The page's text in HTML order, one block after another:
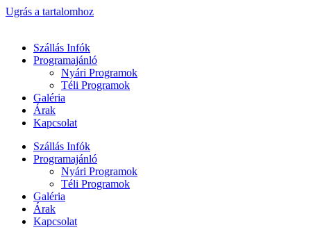
Ugrás a tartalomhoz
Szállás Infók
Programajánló
Nyári Programok
Téli Programok
Galéria
Árak
Kapcsolat
Szállás Infók
Programajánló
Nyári Programok
Téli Programok
Galéria
Árak
Kapcsolat